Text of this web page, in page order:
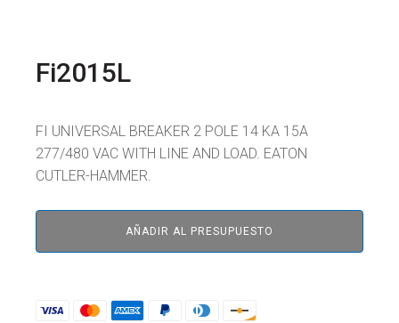
Fi2015L
FI UNIVERSAL BREAKER 2 POLE 14 KA 15A
277/480 VAC WITH LINE AND LOAD. EATON
CUTLER-HAMMER.
AÑADIR AL PRESUPUESTO